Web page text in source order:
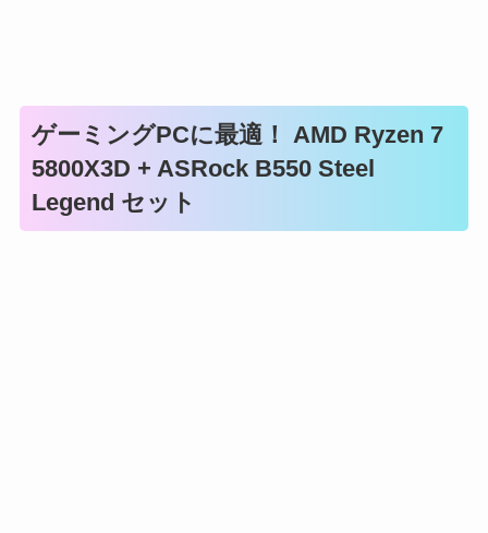
ゲーミングPCに最適！ AMD Ryzen 7
5800X3D + ASRock B550 Steel
Legend セット